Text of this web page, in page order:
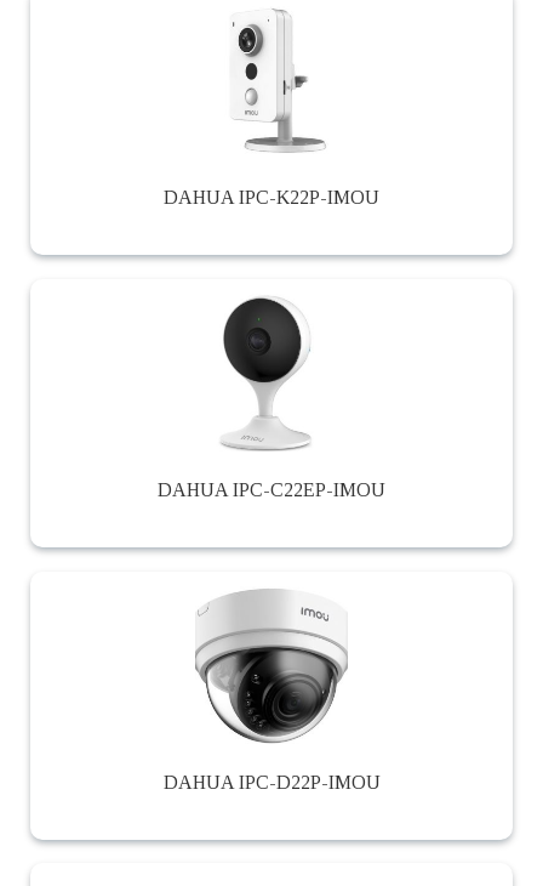
DAHUA IPC-K22P-IMOU
DAHUA IPC-C22EP-IMOU
DAHUA IPC-D22P-IMOU